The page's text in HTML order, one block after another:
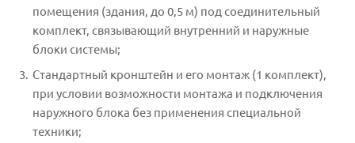
помещения (здания, до 0,5 м) под соединительный
комплект, связывающий внутренний и наружные
блоки системы;
Стандартный кронштейн и его монтаж (1 комплект),
при условии возможности монтажа и подключения
наружного блока без применения специальной
техники;